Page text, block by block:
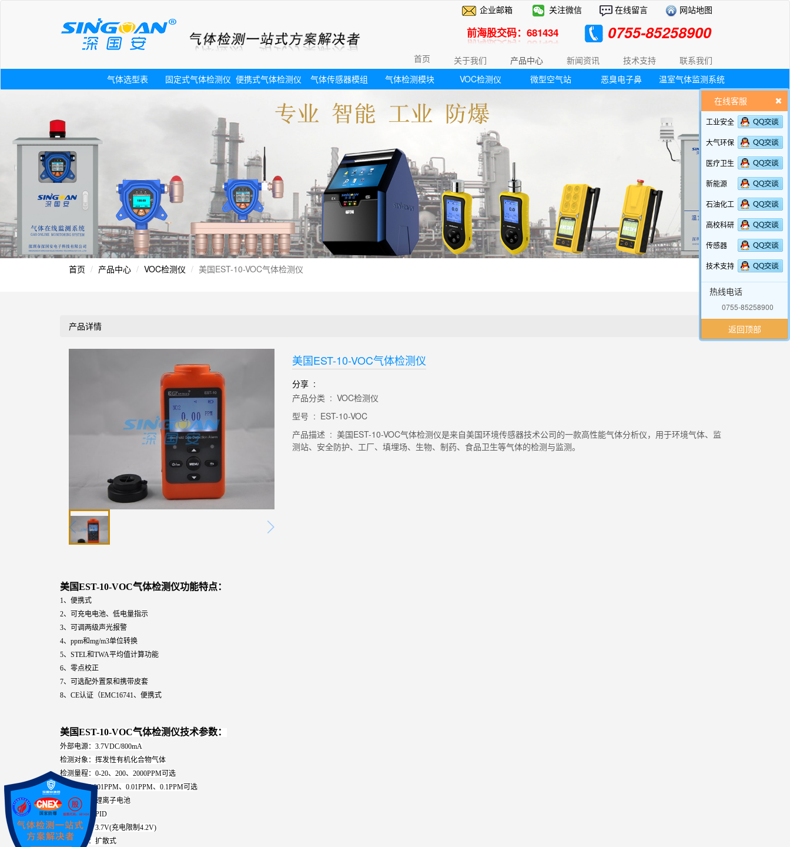
企业邮箱 关注微信 在线留言 网站地图
前海股交码：681434 0755-85258900
首页 关于我们 产品中心 新闻资讯 技术支持
联系我们
气体选型表
固定式气体检测仪 便携式气体检测仪 气体传感器模组 气体检测模块 VOC检测仪 微型空气站 恶臭电子鼻 温室气体监测系统
首页 产品中心 VOC检测仪 美国EST-10-VOC气体检测仪
产品详情
美国EST-10-VOC气体检测仪
分享 :
产品分类 : VOC检测仪
型号 : EST-10-VOC
产品描述 : 美国EST-10-VOC气体检测仪是来自美国环境传感器技术公司的一款高性能气体分析仪，用于环境气体、监
测站、安全防护、工厂、填埋场、生物、制药、食品卫生等气体的检测与监测。
美国EST-10-VOC气体检测仪功能特点：
1、便携式
2、可充电电池、低电量指示
3、可调两级声光报警
4、ppm和mg/m3单位转换
5、STEL和TWA平均值计算功能
6、零点校正
7、可选配外置泵和携带皮套
8、CE认证（EMC16741、便携式
美国EST-10-VOC气体检测仪技术参数：
外部电源：3.7VDC/800mA
检测对象：挥发性有机化合物气体
检测量程：0-20、200、2000PPM可选
分辨率：0.001PPM、0.01PPM、0.1PPM可选
电池类型：锂离子电池
检测原理：PID
电池电压：3.7V(充电限制4.2V)
检测方式：扩散式
在线客服
工业安全
大气环保
医疗卫生
新能源
石油化工
高校科研
传感器
技术支持
热线电话
0755-85258900
返回顶部